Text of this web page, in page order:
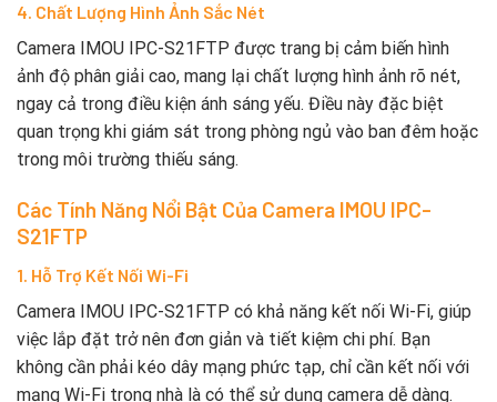
4. Chất Lượng Hình Ảnh Sắc Nét
Camera IMOU IPC-S21FTP được trang bị cảm biến hình
ảnh độ phân giải cao, mang lại chất lượng hình ảnh rõ nét,
ngay cả trong điều kiện ánh sáng yếu. Điều này đặc biệt
quan trọng khi giám sát trong phòng ngủ vào ban đêm hoặc
trong môi trường thiếu sáng.
Các Tính Năng Nổi Bật Của Camera IMOU IPC-
S21FTP
1. Hỗ Trợ Kết Nối Wi-Fi
Camera IMOU IPC-S21FTP có khả năng kết nối Wi-Fi, giúp
việc lắp đặt trở nên đơn giản và tiết kiệm chi phí. Bạn
không cần phải kéo dây mạng phức tạp, chỉ cần kết nối với
mạng Wi-Fi trong nhà là có thể sử dụng camera dễ dàng.